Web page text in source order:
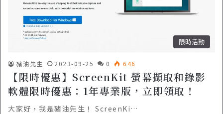
限時活動
豬油先生 2023-09-25 0 646
【限時優惠】ScreenKit 螢幕擷取和錄影
軟體限時優惠：1年專業版，立即領取！
大家好，我是豬油先生！ ScreenKi…